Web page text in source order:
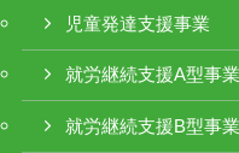
児童発達支援事業
就労継続支援A型事業
就労継続支援B型事業